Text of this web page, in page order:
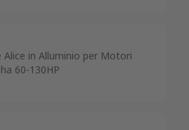
Alice in Alluminio per Motori
60-130HP